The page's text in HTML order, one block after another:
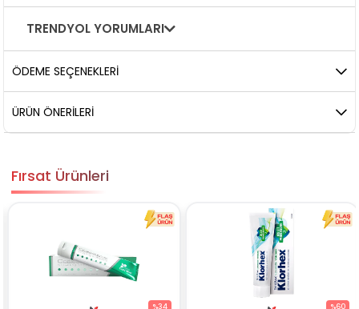
TRENDYOL YORUMLARI
ÖDEME SEÇENEKLERI
ÜRÜN ÖNERILERI
Fırsat Ürünleri